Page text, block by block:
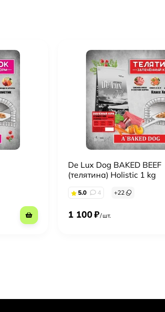
De Lux Dog BAKED BEEF
(телятина) Holistic 1 kg
5.0 4 +22
1 100₽/ шт.